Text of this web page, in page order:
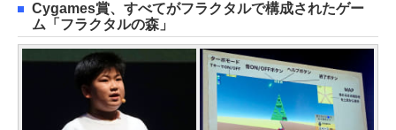
Cygames賞、すべてがフラクタルで構成されたゲー
ム「フラクタルの森」